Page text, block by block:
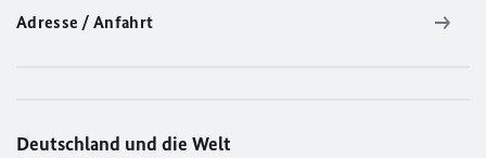
Adresse / Anfahrt
Deutschland und die Welt